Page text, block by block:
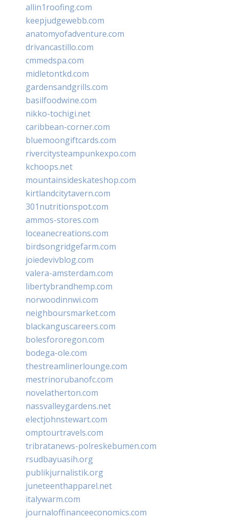
allin1roofing.com
keepjudgewebb.com
anatomyofadventure.com
drivancastillo.com
cmmedspa.com
midletontkd.com
gardensandgrills.com
basilfoodwine.com
nikko-tochigi.net
caribbean-corner.com
bluemoongiftcards.com
rivercitysteampunkexpo.com
kchoops.net
mountainsideskateshop.com
kirtlandcitytavern.com
301nutritionspot.com
ammos-stores.com
loceanecreations.com
birdsongridgefarm.com
joiedevivblog.com
valera-amsterdam.com
libertybrandhemp.com
norwoodinnwi.com
neighboursmarket.com
blackanguscareers.com
bolesfororegon.com
bodega-ole.com
thestreamlinerlounge.com
mestrinorubanofc.com
novelatherton.com
nassvalleygardens.net
electjohnstewart.com
omptourtravels.com
tribratanews-polreskebumen.com
rsudbayuasih.org
publikjurnalistik.org
juneteenthapparel.net
italywarm.com
journaloffinanceeconomics.com